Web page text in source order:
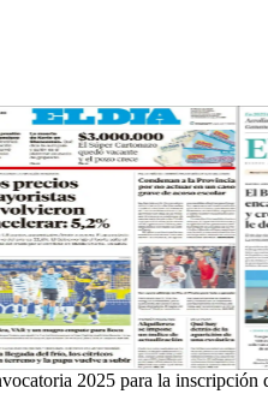
2025 para la inscripción